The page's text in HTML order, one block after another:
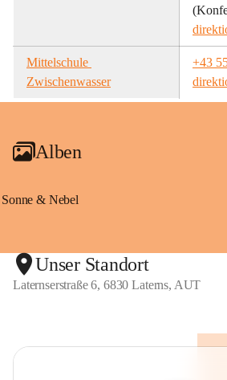
Mittelschule
Zwischenwasser
+43
Alben
Sonne & Nebel
Unser Standort
Laternserstraße 6, 6830 Laterns, AUT